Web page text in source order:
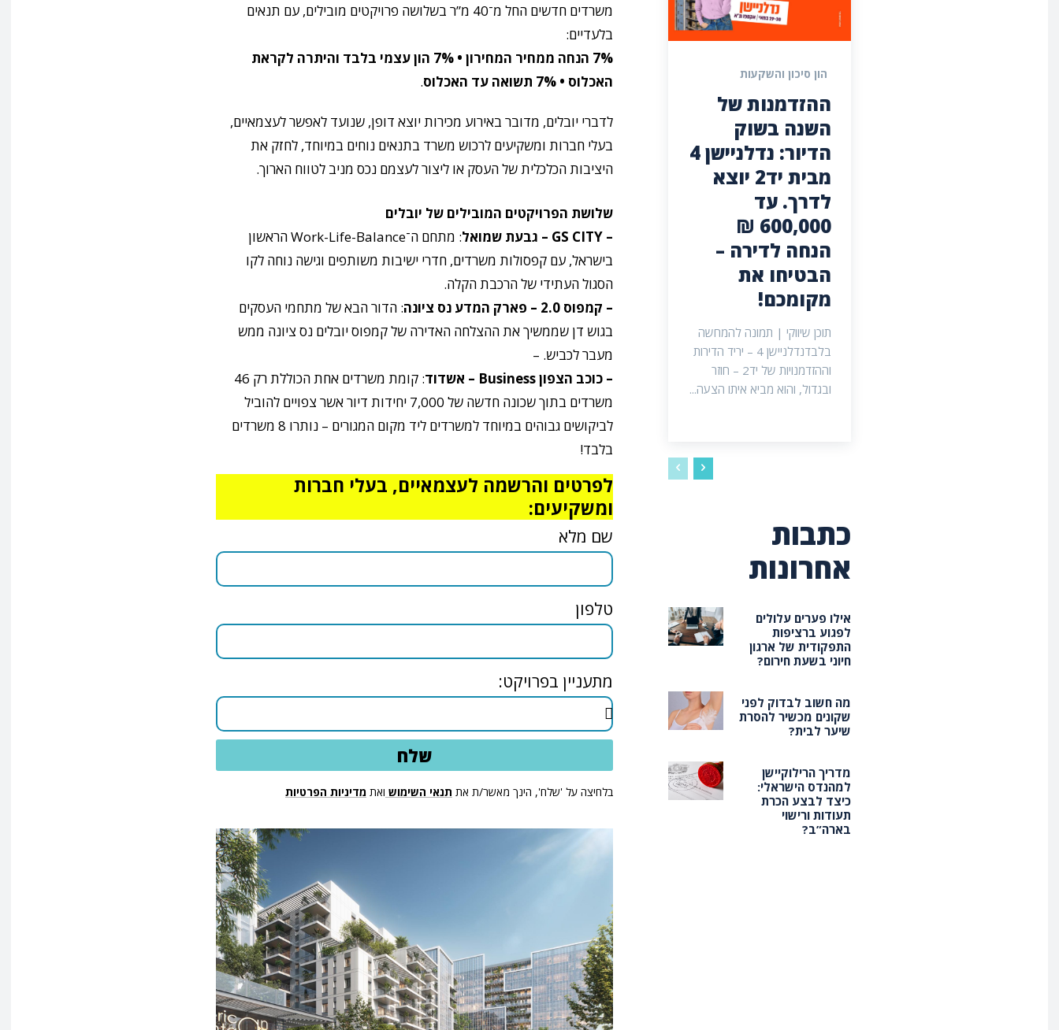
משרדים חדשים החל מ־40 מ”ר בשלושה פרויקטים מובילים, עם תנאים
בלעדיים:
7% הנחה ממחיר המחירון • 7% הון עצמי בלבד והיתרה לקראת
האכלוס • 7% תשואה עד האכלוס
.
לדברי יובלים, מדובר באירוע מכירות יוצא דופן, שנועד לאפשר לעצמאיים,
בעלי חברות ומשקיעים לרכוש משרד בתנאים נוחים במיוחד, לחזק את
היציבות הכלכלית של העסק או ליצור לעצמם נכס מניב לטווח הארוך.
שלושת הפרויקטים המובילים של יובלים
– GS CITY – גבעת שמואל
: מתחם ה־Work-Life-Balance הראשון
בישראל, עם קפסולות משרדים, חדרי ישיבות משותפים וגישה נוחה לקו
הסגול העתידי של הרכבת הקלה.
– קמפוס 2.0 – פארק המדע נס ציונה
: הדור הבא של מתחמי העסקים
בגוש דן שממשיך את ההצלחה האדירה של קמפוס יובלים נס ציונה ממש
מעבר לכביש. –
– כוכב הצפון Business – אשדוד
: קומת משרדים אחת הכוללת רק 46
משרדים בתוך שכונה חדשה של 7,000 יחידות דיור אשר צפויים להוביל
לביקושים גבוהים במיוחד למשרדים ליד מקום המגורים – נותרו 8 משרדים
בלבד!
לפרטים והרשמה לעצמאיים, בעלי חברות
ומשקיעים:
שם מלא
טלפון
מתעניין בפרויקט:
שלח
בלחיצה על 'שלח', הינך מאשר/ת את תנאי השימוש ואת מדיניות הפרטיות
הון סיכון והשקעות
ההזדמנות של
השנה בשוק
הדיור: נדלניישן 4
מבית יד2 יוצא
לדרך. עד
600,000 ₪
הנחה לדירה –
הבטיחו את
מקומכם!
תוכן שיווקי | תמונה להמחשה
בלבדנדלניישן 4 – יריד הדירות
וההזדמנויות של יד2 – חוזר
ובגדול, והוא מביא איתו הצעה...
כתבות
אחרונות
אילו פערים עלולים
לפגוע ברציפות
התפקודית של ארגון
חיוני בשעת חירום?
מה חשוב לבדוק לפני
שקונים מכשיר להסרת
שיער לבית?
מדריך הרילוקיישן
למהנדס הישראלי:
כיצד לבצע הכרת
תעודות ורישוי
בארה”ב?